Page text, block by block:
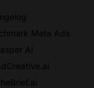
Meta Ads
AI